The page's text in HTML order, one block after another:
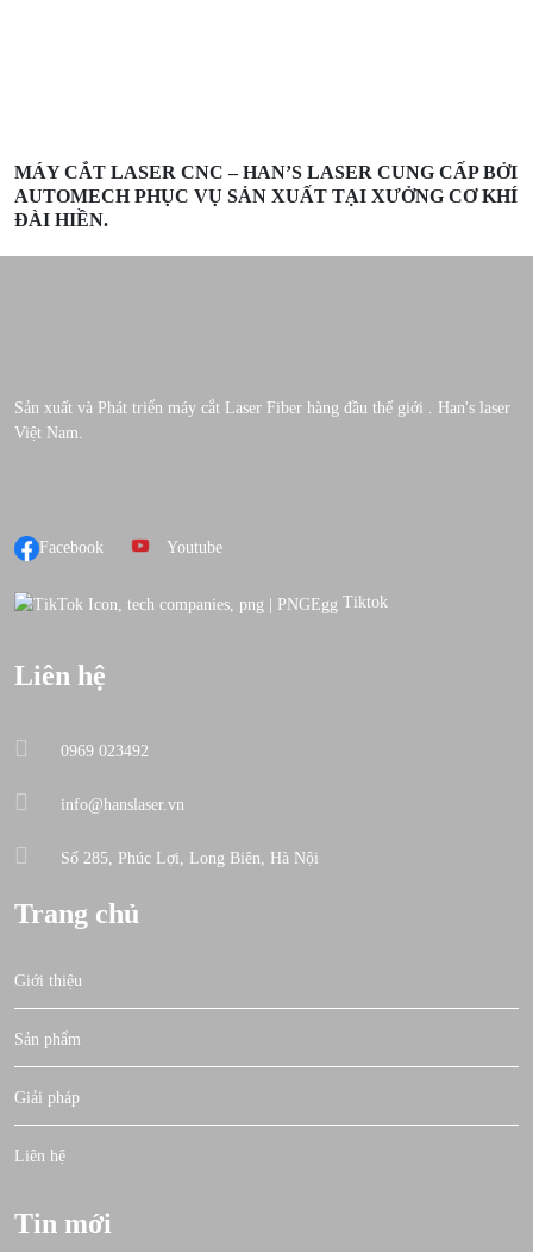
MÁY CẮT LASER CNC – HAN’S LASER CUNG CẤP BỞI
AUTOMECH PHỤC VỤ SẢN XUẤT TẠI XƯỞNG CƠ KHÍ
ĐÀI HIỀN.
Sản xuất và Phát triển máy cắt Laser Fiber hàng đầu thế giới . Han's laser
Việt Nam.
Facebook Youtube
Tiktok
Liên hệ
0969 023492
info@hanslaser.vn
Số 285, Phúc Lợi, Long Biên, Hà Nội
Trang chủ
Giới thiệu
Sản phẩm
Giải pháp
Liên hệ
Tin mới